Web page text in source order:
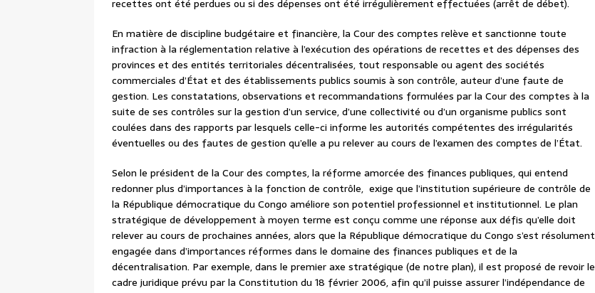
recettes ont été perdues ou si des dépenses ont été irrégulièrement effectuées (arrêt de débet).
En matière de discipline budgétaire et financière, la Cour des comptes relève et sanctionne toute
infraction à la réglementation relative à l’exécution des opérations de recettes et des dépenses des
provinces et des entités territoriales décentralisées, tout responsable ou agent des sociétés
commerciales d’État et des établissements publics soumis à son contrôle, auteur d’une faute de
gestion. Les constatations, observations et recommandations formulées par la Cour des comptes à la
suite de ses contrôles sur la gestion d’un service, d’une collectivité ou d’un organisme publics sont
coulées dans des rapports par lesquels celle-ci informe les autorités compétentes des irrégularités
éventuelles ou des fautes de gestion qu’elle a pu relever au cours de l’examen des comptes de l’État.
Selon le président de la Cour des comptes, la réforme amorcée des finances publiques, qui entend
redonner plus d’importances à la fonction de contrôle, exige que l’institution supérieure de contrôle de
la République démocratique du Congo améliore son potentiel professionnel et institutionnel. Le plan
stratégique de développement à moyen terme est conçu comme une réponse aux défis qu’elle doit
relever au cours de prochaines années, alors que la République démocratique du Congo s’est résolument
engagée dans d’importances réformes dans le domaine des finances publiques et de la
décentralisation. Par exemple, dans le premier axe stratégique (de notre plan), il est proposé de revoir le
cadre juridique prévu par la Constitution du 18 février 2006, afin qu’il puisse assurer l’indépendance de